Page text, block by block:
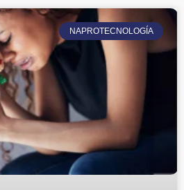
NAPROTECNOLOGÍA